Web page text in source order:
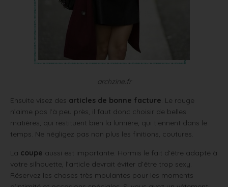
archzine.fr
Ensuite visez des articles de bonne facture . Le rouge
n’aime pas l’à peu près, il faut donc choisir de belles
matières, qui restituent bien la lumière, qui tiennent dans le
temps. Ne négligez pas non plus les finitions, coutures.
La coupe aussi est importante. Hormis le fait d’être adapté à
votre silhouette, l’article devrait éviter d’être trop sexy.
Réservez les choses très moulantes pour les moments